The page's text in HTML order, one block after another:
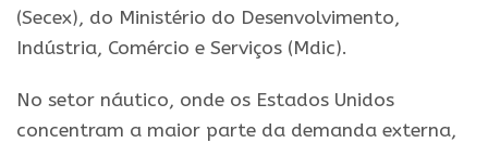
(Secex), do Ministério do Desenvolvimento,
Indústria, Comércio e Serviços (Mdic).
No setor náutico, onde os Estados Unidos
concentram a maior parte da demanda externa,